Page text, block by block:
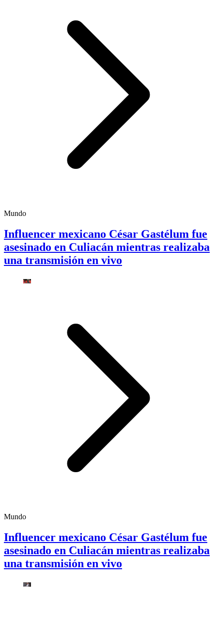
Mundo
Influencer mexicano César Gastélum fue
asesinado en Culiacán mientras realizaba
una transmisión en vivo
Mundo
Influencer mexicano César Gastélum fue
asesinado en Culiacán mientras realizaba
una transmisión en vivo